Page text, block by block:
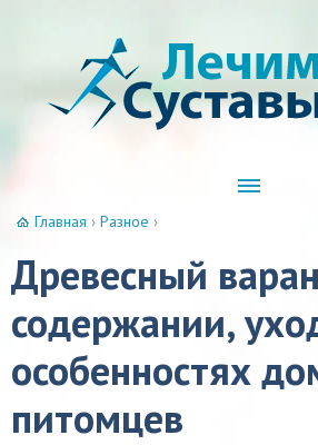
Главная › Разное ›
Древесный
содержании,
особенностях
питомцев